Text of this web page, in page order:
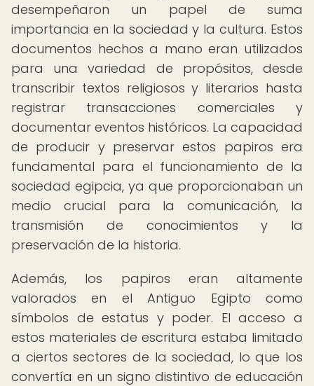
desempeñaron un papel de suma
importancia en la sociedad y la cultura. Estos
documentos hechos a mano eran utilizados
para una variedad de propósitos, desde
transcribir textos religiosos y literarios hasta
registrar transacciones comerciales y
documentar eventos históricos. La capacidad
de producir y preservar estos papiros era
fundamental para el funcionamiento de la
sociedad egipcia, ya que proporcionaban un
medio crucial para la comunicación, la
transmisión de conocimientos y la
preservación de la historia.
Además, los papiros eran altamente
valorados en el Antiguo Egipto como
símbolos de estatus y poder. El acceso a
estos materiales de escritura estaba limitado
a ciertos sectores de la sociedad, lo que los
convertía en un signo distintivo de educación